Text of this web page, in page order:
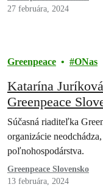
27 februára, 2024
Greenpeace ONas
Katarína
Greenpeace
Súčasná riaditeľka
organizácie
poľnohospodárstva.
Greenpeace Slovensko
13 februára, 2024